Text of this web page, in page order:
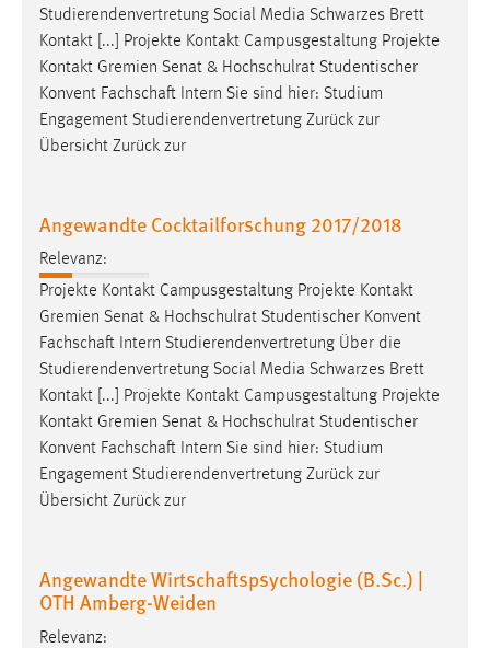
Studierendenvertretung Social Media Schwarzes Brett
Kontakt [...] Projekte Kontakt Campusgestaltung Projekte
Kontakt Gremien Senat & Hochschulrat Studentischer
Konvent Fachschaft Intern Sie sind hier: Studium
Engagement Studierendenvertretung Zurück zur
Übersicht Zurück zur
Angewandte Cocktailforschung 2017/2018
Relevanz:
Projekte Kontakt Campusgestaltung Projekte Kontakt
Gremien Senat & Hochschulrat Studentischer Konvent
Fachschaft Intern Studierendenvertretung Über die
Studierendenvertretung Social Media Schwarzes Brett
Kontakt [...] Projekte Kontakt Campusgestaltung Projekte
Kontakt Gremien Senat & Hochschulrat Studentischer
Konvent Fachschaft Intern Sie sind hier: Studium
Engagement Studierendenvertretung Zurück zur
Übersicht Zurück zur
Angewandte Wirtschaftspsychologie (B.Sc.) |
OTH Amberg-Weiden
Relevanz:
Matomo
Name:
_pk_ref, _pk_cvar, _pk_id, _pk_ses
Zweck:
Zugriffsstatistik
Max. 13 Monate
MARKETING
Marketing Cookies werden von Drittanbietern
verwendet, um personalisierte Werbung anzuzeigen.
Sie tun dies, indem sie Besucher über Websites
hinweg verfolgen.
Google Ads
Anbieter:
Google Ireland Limited